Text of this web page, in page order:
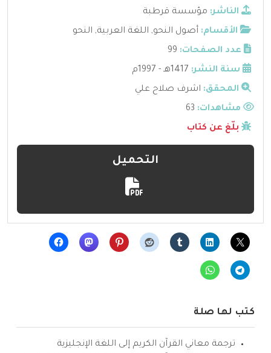
الناشر: مؤسسة قرطبة
الأقسام: أصول النحو, اللغة العربية, النحو
عدد الصفحات: 99
سنة النشر: 1417هـ - 1997م
المحقق: اشرف صلاح علي
مشاهدات:
بلّغ عن كتاب
التحميل
كتب لها صلة
ترجمة معاني القرآن الكريم إلى اللغة الإنجليزية